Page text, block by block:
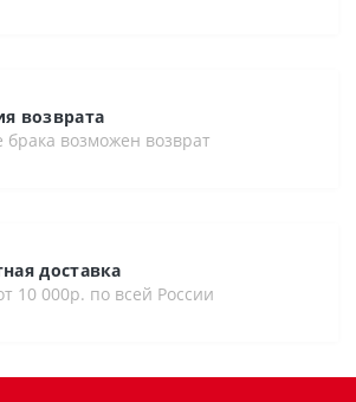
возврата
брака возможен возврат
доставка
10 000р. по всей России